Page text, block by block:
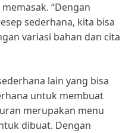
“Dengan
sederhana, kita bisa
variasi bahan dan cita
lain yang bisa
untuk membuat
merupakan menu
dibuat. Dengan